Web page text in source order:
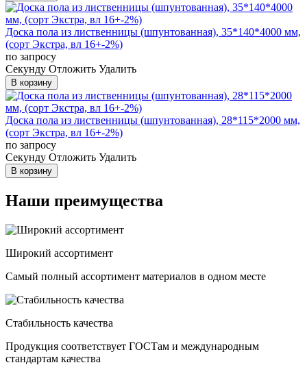
Доска пола из лиственницы (шпунтованная), 35*140*4000 мм,
(сорт Экстра, вл 16+-2%)
по запросу
Cекунду Отложить Удалить
В корзину
Доска пола из лиственницы (шпунтованная), 28*115*2000 мм,
(сорт Экстра, вл 16+-2%)
по запросу
Cекунду Отложить Удалить
В корзину
Наши преимущества
Широкий ассортимент
Самый полный ассортимент материалов в одном месте
Стабильность качества
Продукция соответствует ГОСТам и международным
стандартам качества